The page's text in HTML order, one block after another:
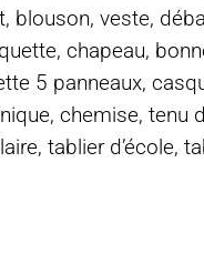
veste,
chapeau,
5 panneaux,
chemise, tenu
tablier d’école,